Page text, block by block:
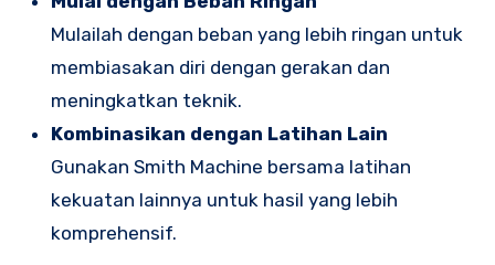
Mulailah dengan beban yang lebih ringan untuk
membiasakan diri dengan gerakan dan
meningkatkan teknik.
Kombinasikan dengan Latihan Lain
Gunakan Smith Machine bersama latihan
kekuatan lainnya untuk hasil yang lebih
komprehensif.